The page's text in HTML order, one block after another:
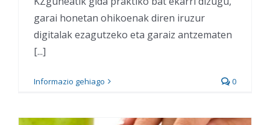
garai honetan ohikoenak diren iruzur
digitalak ezagutzeko eta garaiz antzematen
[...]
Informazio gehiago 0